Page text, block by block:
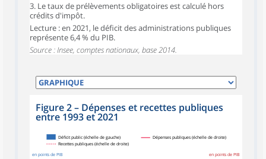
3. Le taux de prélèvements obligatoires est calculé hors
crédits d'impôt.
Lecture : en 2021, le déficit des administrations publiques
représente 6,4 % du PIB.
Source : Insee, comptes nationaux, base 2014.
Figure 2 – Dépenses et recettes publiques
entre 1993 et 2021
en points de PIB en points de PIB
Déficit public (échelle de gauche) Dépenses publiques (échelle de droite)
Recettes publiques (échelle de droite)